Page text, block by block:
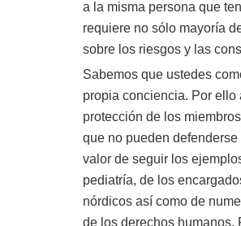
a la misma persona que
requiere no sólo mayoría
sobre los riesgos y las
Sabemos que ustedes
propia conciencia. Por
protección de los
que no pueden
valor de seguir los
pediatría, de los
nórdicos así como de
de los derechos humanos.